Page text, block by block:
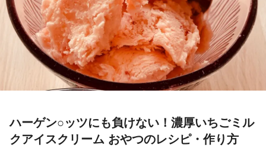
ハーゲン○ッツにも負けない！濃厚いちごミル
クアイスクリーム おやつのレシピ・作り方